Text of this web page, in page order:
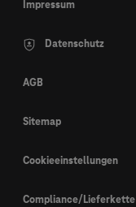
Impressum
Datenschutz
AGB
Sitemap
Cookieeinstellungen
Compliance/Lieferkette